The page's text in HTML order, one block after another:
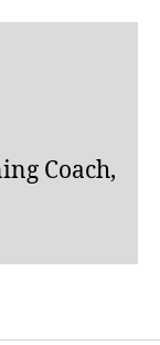
Coach,